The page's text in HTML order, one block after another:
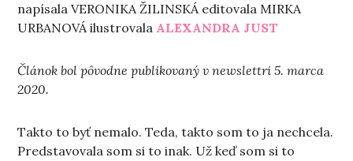
napísala VERONIKA ŽILINSKÁ editovala MIRKA
URBANOVÁ ilustrovala ALEXANDRA JUST
Článok bol pôvodne publikovaný v newslettri 5. marca
2020.
Takto to byť nemalo. Teda, takto som to ja nechcela.
Predstavovala som si to inak. Už keď som si to